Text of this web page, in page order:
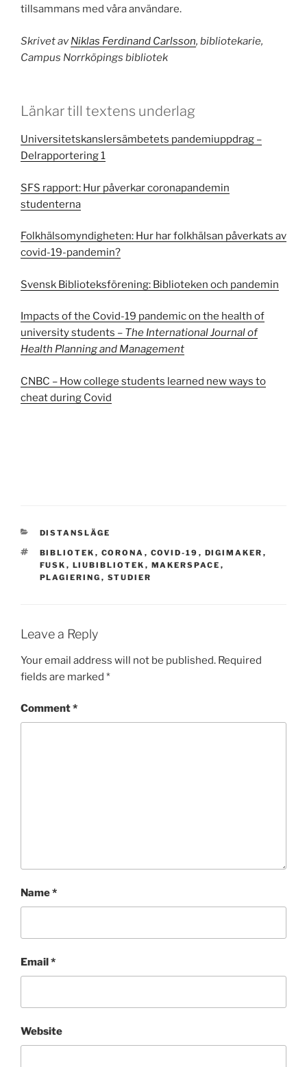
tillsammans med våra användare.
Skrivet avNiklas Ferdinand Carlsson, bibliotekarie,
Campus Norrköpings bibliotek
Länkar till textens underlag
Universitetskanslersämbetets pandemiuppdrag –
Delrapportering 1
SFS rapport: Hur påverkar coronapandemin
studenterna
Folkhälsomyndigheten: Hur har folkhälsan påverkats av
covid-19-pandemin?
Svensk Biblioteksförening: Biblioteken och pandemin
Impacts of the Covid-19 pandemic on the health of
university students – The International Journal of
Health Planning and Management
CNBC – How college students learned new ways to
cheat during Covid
CATEGORIES
DISTANSLÄGE
TAGS
BIBLIOTEK , CORONA , COVID-19 , DIGIMAKER ,
FUSK , LIUBIBLIOTEK , MAKERSPACE ,
PLAGIERING , STUDIER
Leave a Reply
Your email address will not be published. Required
fields are marked *
Comment*
Name*
Email*
Website